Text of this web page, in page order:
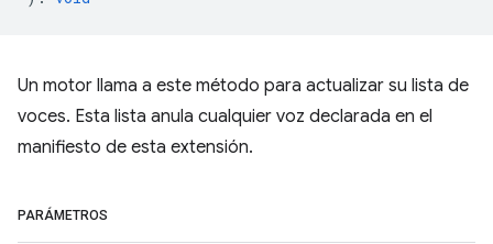
Un motor llama a este método para actualizar su lista de
voces. Esta lista anula cualquier voz declarada en el
manifiesto de esta extensión.
PARÁMETROS